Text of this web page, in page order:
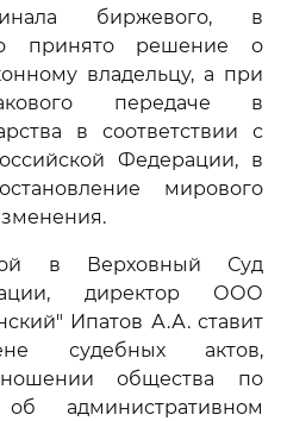
биржевого, в
принято решение о
владельцу, а при
передаче в
в соответствии с
Федерации, в
мирового
в Верховный Суд
директор ООО
Ипатов А.А. ставит
судебных актов,
общества по
административном